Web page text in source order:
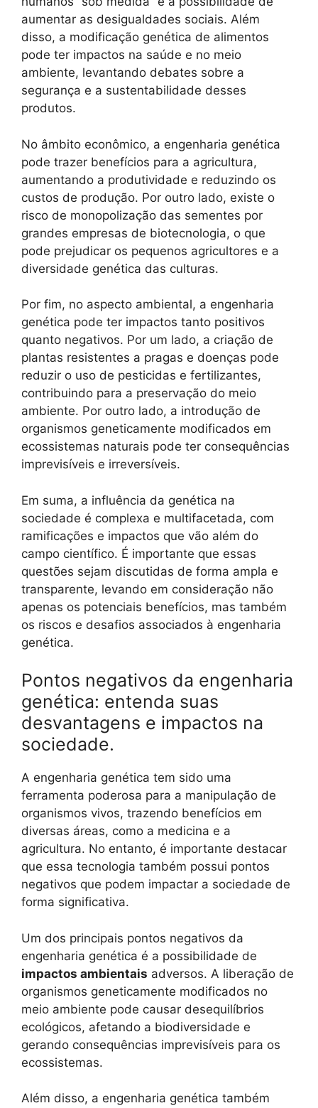
aumentar as desigualdades sociais. Além
disso, a modificação genética de alimentos
pode ter impactos na saúde e no meio
ambiente, levantando debates sobre a
segurança e a sustentabilidade desses
produtos.
No âmbito econômico, a engenharia genética
pode trazer benefícios para a agricultura,
aumentando a produtividade e reduzindo os
custos de produção. Por outro lado, existe o
risco de monopolização das sementes por
grandes empresas de biotecnologia, o que
pode prejudicar os pequenos agricultores e a
diversidade genética das culturas.
Por fim, no aspecto ambiental, a engenharia
genética pode ter impactos tanto positivos
quanto negativos. Por um lado, a criação de
plantas resistentes a pragas e doenças pode
reduzir o uso de pesticidas e fertilizantes,
contribuindo para a preservação do meio
ambiente. Por outro lado, a introdução de
organismos geneticamente modificados em
ecossistemas naturais pode ter consequências
imprevisíveis e irreversíveis.
Em suma, a influência da genética na
sociedade é complexa e multifacetada, com
ramificações e impactos que vão além do
campo científico. É importante que essas
questões sejam discutidas de forma ampla e
transparente, levando em consideração não
apenas os potenciais benefícios, mas também
os riscos e desafios associados à engenharia
genética.
Pontos negativos da engenharia
genética: entenda suas
desvantagens e impactos na
sociedade.
A engenharia genética tem sido uma
ferramenta poderosa para a manipulação de
organismos vivos, trazendo benefícios em
diversas áreas, como a medicina e a
agricultura. No entanto, é importante destacar
que essa tecnologia também possui pontos
negativos que podem impactar a sociedade de
forma significativa.
Um dos principais pontos negativos da
engenharia genética é a possibilidade de
impactos ambientais adversos. A liberação de
organismos geneticamente modificados no
meio ambiente pode causar desequilíbrios
ecológicos, afetando a biodiversidade e
gerando consequências imprevisíveis para os
ecossistemas.
Além disso, a engenharia genética também